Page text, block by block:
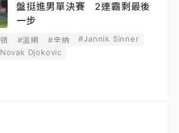
盤挺進男單決賽 2連霸剩最後
一步
#溫網 #辛納
#Jannik Sinner
Djokovic